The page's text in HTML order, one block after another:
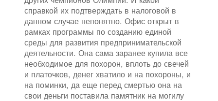
справкой их подтверждать в налоговой в
данном случае непонятно. Офис открыт в
рамках программы по созданию единой
среды для развития предпринимательской
деятельности. Она сама заранее купила все
необходимое для похорон, вплоть до свечей
и платочков, денег хватило и на похороны, и
на поминки, да еще перед смертью она на
свои деньги поставила памятник на могилу